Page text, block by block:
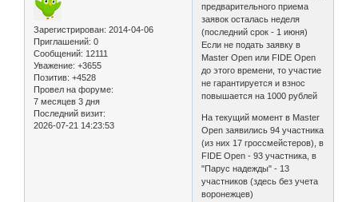
Зарегистрирован: 2014-04-06
Приглашений: 0
Сообщений: 12111
Уважение: +3655
Позитив: +4528
Провел на форуме:
7 месяцев 3 дня
Последний визит:
2026-07-21 14:23:53
предварительного приема
заявок осталась неделя
(последний срок - 1 июня)
Если не подать заявку в
Master Open или FIDE Open
до этого времени, то участие
не гарантируется и взнос
повышается на 1000 рублей
На текущий момент в Master
Open заявились 94 участника
(из них 17 гроссмейстеров), в
FIDE Open - 93 участника, в
"Парус надежды" - 13
участников (здесь без учета
воронежцев)